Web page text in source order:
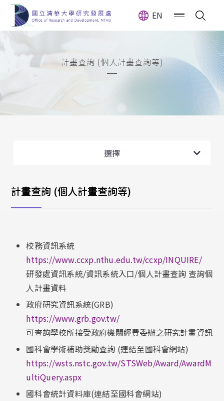
EN
計畫查詢 (個人計畫查詢等)
選擇
計畫查詢 (個人計畫查詢等)
校務資訊系統
https://www.ccxp.nthu.edu.tw/ccxp/INQUIRE/
研發處資訊系統/資訊系統入口/個人計畫查詢 查詢個
人計畫資料
政府研究資訊系統(GRB)
https://www.grb.gov.tw/
可查詢學校所接受政府機關經費委辦之研究計畫資訊
國科會學術補助獎勵查詢 (連結至國科會網站)
https://wsts.nstc.gov.tw/STSWeb/Award/AwardM
ultiQuery.aspx
國科會統計資料庫(連結至國科會網站)